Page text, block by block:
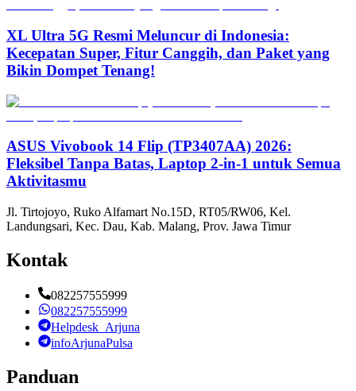
XL Ultra 5G Resmi Meluncur di Indonesia:
Kecepatan Super, Fitur Canggih, dan Paket yang
Bikin Dompet Tenang!
ASUS Vivobook 14 Flip (TP3407AA) 2026:
Fleksibel Tanpa Batas, Laptop 2-in-1 untuk Semua
Aktivitasmu
Jl. Tirtojoyo, Ruko Alfamart No.15D, RT05/RW06, Kel.
Landungsari, Kec. Dau, Kab. Malang, Prov. Jawa Timur
Kontak
082257555999
082257555999
Helpdesk_Arjuna
infoArjunaPulsa
Panduan